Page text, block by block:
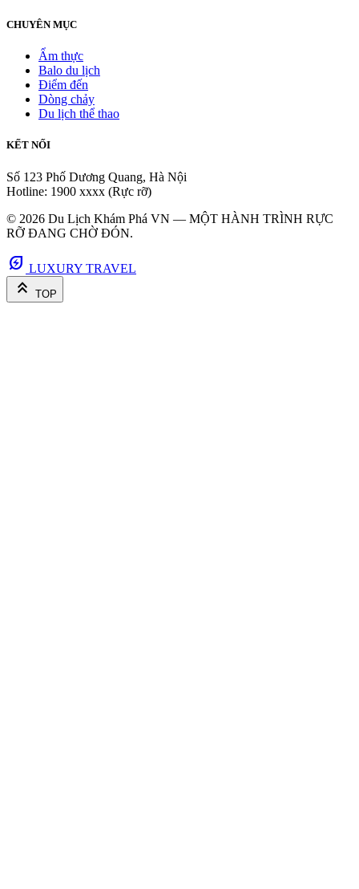
CHUYÊN MỤC
Ẩm thực
Balo du lịch
Điểm đến
Dòng chảy
Du lịch thể thao
KẾT NỐI
Số 123 Phố Dương Quang, Hà Nội
Hotline: 1900 xxxx (Rực rỡ)
© 2026 Du Lịch Khám Phá VN — MỘT HÀNH TRÌNH RỰC
RỠ ĐANG CHỜ ĐÓN.
energy_savings_leaf LUXURY TRAVEL
keyboard_double_arrow_up TOP